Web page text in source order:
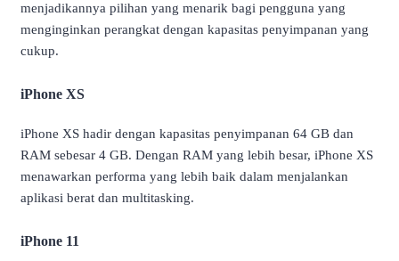
menjadikannya pilihan yang menarik bagi pengguna yang
menginginkan perangkat dengan kapasitas penyimpanan yang
cukup.
iPhone XS
iPhone XS hadir dengan kapasitas penyimpanan 64 GB dan
RAM sebesar 4 GB. Dengan RAM yang lebih besar, iPhone XS
menawarkan performa yang lebih baik dalam menjalankan
aplikasi berat dan multitasking.
iPhone 11